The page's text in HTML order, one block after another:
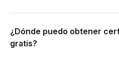
¿Dónde puedo obtener
gratis?